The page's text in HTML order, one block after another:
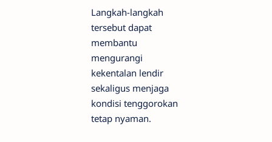
Langkah-langkah
tersebut dapat
membantu
mengurangi
kekentalan lendir
sekaligus menjaga
kondisi tenggorokan
tetap nyaman.